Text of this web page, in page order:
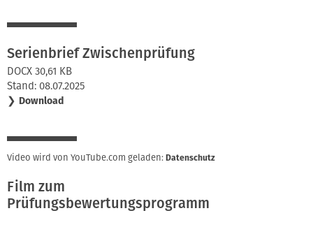
Serienbrief Zwischenprüfung
DOCX 30,61 KB
Stand: 08.07.2025
❯ Download
Video wird von YouTube.com geladen: Datenschutz
Film zum
Prüfungsbewertungsprogramm